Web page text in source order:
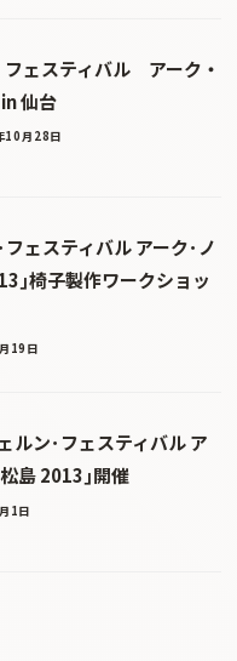
フェスティバル アーク・
仙台
10月28日
ェスティバル アーク･ノ
｣椅子製作ワークショッ
19日
ルン･フェスティバル ア
島 2013｣開催
1日